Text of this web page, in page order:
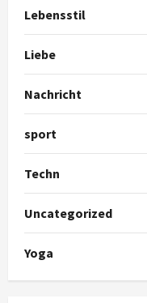
Lebensstil
Liebe
Nachricht
sport
Techn
Uncategorized
Yoga